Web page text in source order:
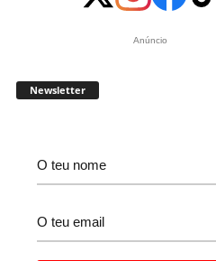
Anúncio
Newsletter